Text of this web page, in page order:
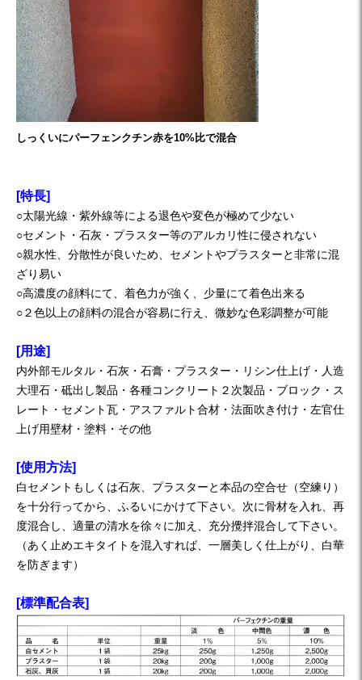
しっくいにパーフェンクチン赤を10%比で混合
[特長]
○太陽光線・紫外線等による退色や変色が極めて少ない
○セメント・石灰・プラスター等のアルカリ性に侵されない
○親水性、分散性が良いため、セメントやプラスターと非常に混
ざり易い
○高濃度の顔料にて、着色力が強く、少量にて着色出来る
○２色以上の顔料の混合が容易に行え、微妙な色彩調整が可能
[用途]
内外部モルタル・石灰・石膏・プラスター・リシン仕上げ・人造
大理石・砥出し製品・各種コンクリート２次製品・ブロック・ス
レート・セメント瓦・アスファルト合材・法面吹き付け・左官仕
上げ用壁材・塗料・その他
[使用方法]
白セメントもしくは石灰、プラスターと本品の空合せ（空練り）
を十分行ってから、ふるいにかけて下さい。次に骨材を入れ、再
度混合し、適量の清水を徐々に加え、充分攪拌混合して下さい。
（あく止めエキタイトを混入すれば、一層美しく仕上がり、白華
を防ぎます）
[標準配合表]